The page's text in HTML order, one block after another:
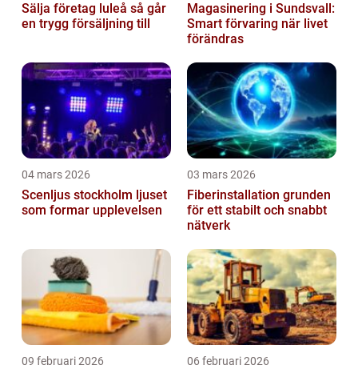
Sälja företag luleå så går
en trygg försäljning till
Magasinering i Sundsvall:
Smart förvaring när livet
förändras
04 mars 2026
Scenljus stockholm ljuset
som formar upplevelsen
03 mars 2026
Fiberinstallation grunden
för ett stabilt och snabbt
nätverk
09 februari 2026 06 februari 2026